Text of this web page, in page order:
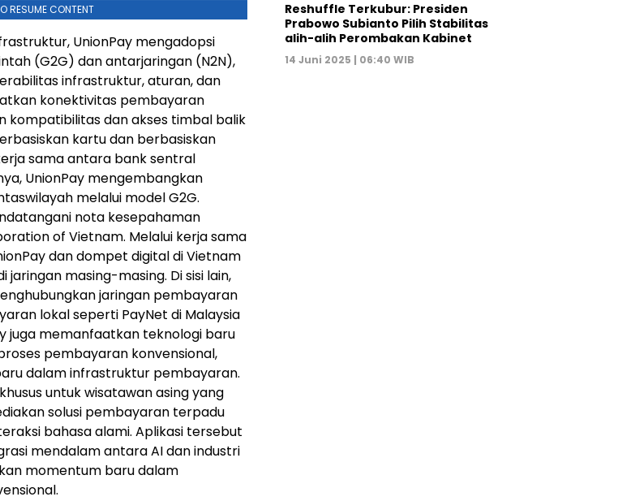
RESUME CONTENT
UnionPay mengadopsi
(G2G) dan antarjaringan (N2N),
infrastruktur, aturan, dan
konektivitas pembayaran
kompatibilitas dan akses timbal balik
kartu dan berbasiskan
sama antara bank sentral
UnionPay mengembangkan
melalui model G2G.
nota kesepahaman
of Vietnam. Melalui kerja sama
dan dompet digital di Vietnam
masing-masing. Di sisi lain,
jaringan pembayaran
lokal seperti PayNet di Malaysia
juga memanfaatkan teknologi baru
pembayaran konvensional,
dalam infrastruktur pembayaran.
untuk wisatawan asing yang
solusi pembayaran terpadu
bahasa alami. Aplikasi tersebut
mendalam antara AI dan industri
momentum baru dalam
Reshuffle Terkubur: Presiden
Prabowo Subianto Pilih Stabilitas
alih-alih Perombakan Kabinet
14 Juni 2025 | 06:40 WIB